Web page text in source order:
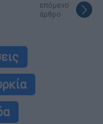
επόμενο
άρθρο